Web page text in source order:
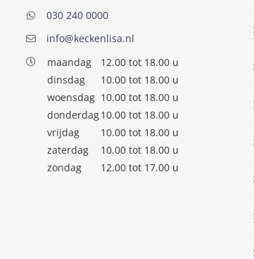
030 240 0000
info@keckenlisa.nl
maandag
12.00 tot 18.00 u
dinsdag
10.00 tot 18.00 u
woensdag 10.00 tot 18.00 u
donderdag10.00 tot 18.00 u
vrijdag
10.00 tot 18.00 u
zaterdag
10.00 tot 18.00 u
zondag
12.00 tot 17.00 u